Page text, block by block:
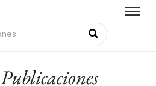
Publicaciones